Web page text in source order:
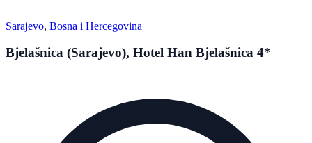
Sarajevo, Bosna i Hercegovina
Bjelašnica (Sarajevo), Hotel Han Bjelašnica 4*